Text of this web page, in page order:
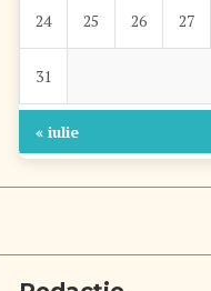
24 25 26 27
31
« iulie